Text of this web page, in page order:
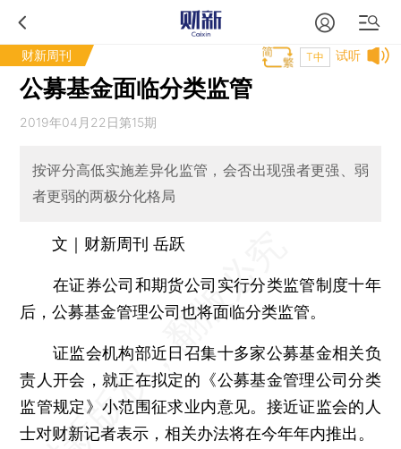
财新周刊 试听
T中
公募基金面临分类监管
2019年04月22日第15期
按评分高低实施差异化监管，会否出现强者更强、弱
者更弱的两极分化格局
文｜财新周刊 岳跃
在证券公司和期货公司实行分类监管制度十年
后，公募基金管理公司也将面临分类监管。
证监会机构部近日召集十多家公募基金相关负
责人开会，就正在拟定的《公募基金管理公司分类
监管规定》小范围征求业内意见。接近证监会的人
士对财新记者表示，相关办法将在今年年内推出。